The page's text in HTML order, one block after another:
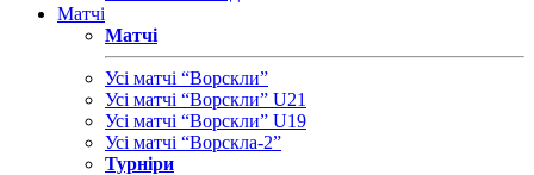
Матчі
Матчі
Усі матчі “Ворскли”
Усі матчі “Ворскли” U21
Усі матчі “Ворскли” U19
Усі матчі “Ворскла-2”
Турніри